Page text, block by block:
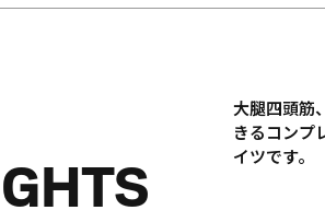
大腿四頭筋
きるコンプ
イツです。